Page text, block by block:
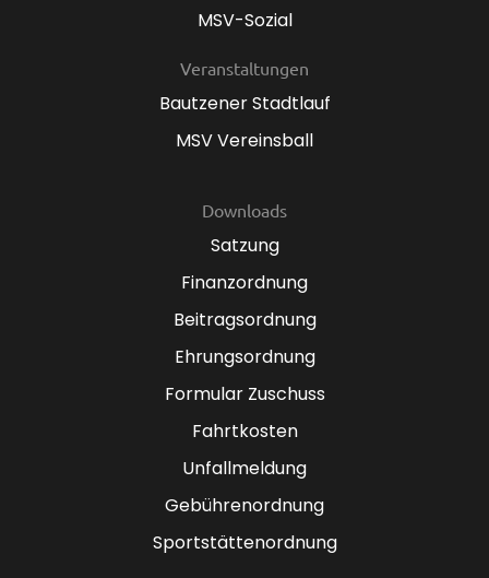
MSV-Sozial
Veranstaltungen
Bautzener Stadtlauf
MSV Vereinsball
Downloads
Satzung
Finanzordnung
Beitragsordnung
Ehrungsordnung
Formular Zuschuss
Fahrtkosten
Unfallmeldung
Gebührenordnung
Sportstättenordnung